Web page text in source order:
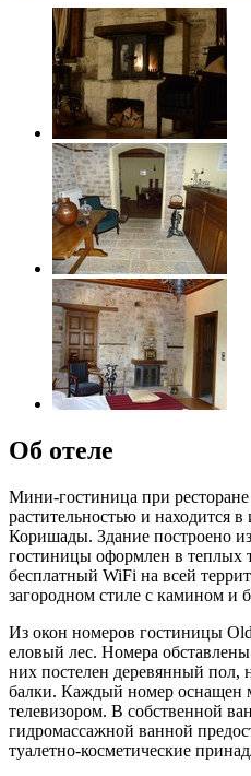
Об отеле
Мини-гостиница при
растительностью и находится
Коришады. Здание построено
гостиницы оформлен в теплых
бесплатный WiFi на всей
загородном стиле с камином и
Из окон номеров гостиницы
еловый лес. Номера
них постелен деревянный пол,
балки. Каждый номер оснащен
телевизором. В собственной
гидромассажной ванной
туалетно-косметические